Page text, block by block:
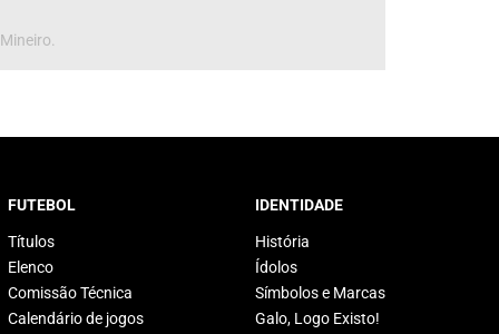
FUTEBOL
Títulos
Elenco
Comissão Técnica
Calendário de jogos
IDENTIDADE
História
Ídolos
Símbolos e Marcas
Galo, Logo Existo!